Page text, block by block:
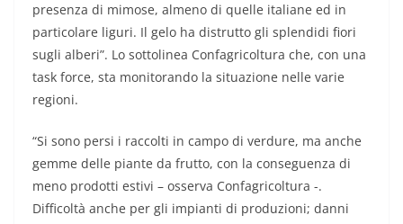
presenza di mimose, almeno di quelle italiane ed in
particolare liguri. Il gelo ha distrutto gli splendidi fiori
sugli alberi”. Lo sottolinea Confagricoltura che, con una
task force, sta monitorando la situazione nelle varie
regioni.
“Si sono persi i raccolti in campo di verdure, ma anche
gemme delle piante da frutto, con la conseguenza di
meno prodotti estivi – osserva Confagricoltura -.
Difficoltà anche per gli impianti di produzioni; danni